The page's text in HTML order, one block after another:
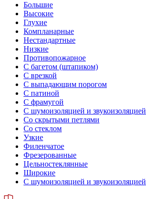
Большие
Высокие
Глухие
Компланарные
Нестандартные
Низкие
Противопожарное
С багетом (штапиком)
С врезкой
С выпадающим порогом
С патиной
С фрамугой
С шумоизоляцией и звукоизоляцией
Со скрытыми петлями
Со стеклом
Узкие
Филенчатое
Фрезерованные
Цельностеклянные
Широкие
С шумоизоляцией и звукоизоляцией